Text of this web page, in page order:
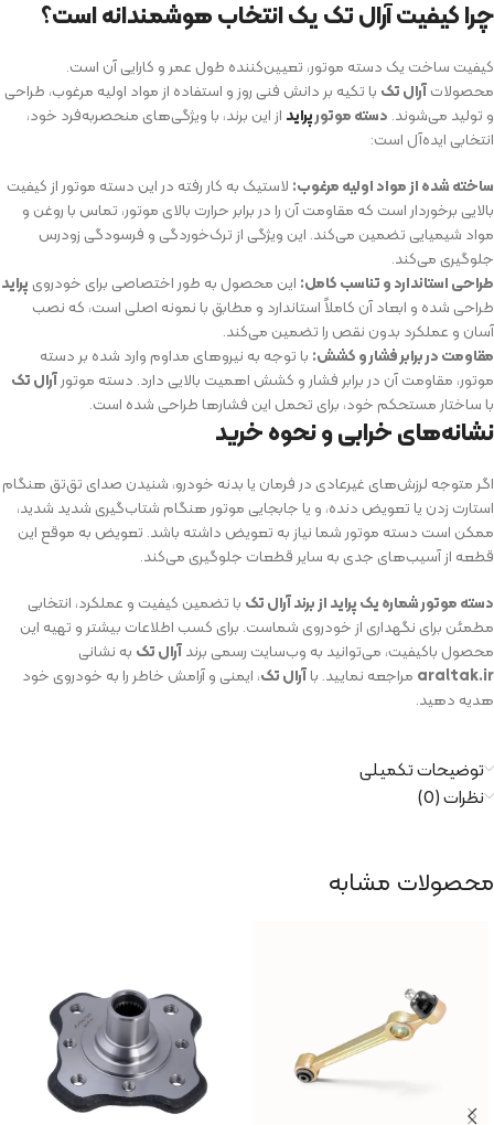
چرا کیفیت آرال تک یک انتخاب هوشمندانه است؟
کیفیت ساخت یک دسته موتور، تعیین‌کننده طول عمر و کارایی آن است.
محصولاتآرال تک با تکیه بر دانش فنی روز و استفاده از مواد اولیه مرغوب، طراحی
و تولید می‌شوند. دسته موتورپراید از این برند، با ویژگی‌های منحصربه‌فرد خود،
انتخابی ایده‌آل است:
ساخته شده از مواد اولیه مرغوب: لاستیک به کار رفته در این دسته موتور از کیفیت
بالایی برخوردار است که مقاومت آن را در برابر حرارت بالای موتور، تماس با روغن و
مواد شیمیایی تضمین می‌کند. این ویژگی از ترک‌خوردگی و فرسودگی زودرس
جلوگیری می‌کند.
طراحی استاندارد و تناسب کامل: این محصول به طور اختصاصی برای خودروی پراید
طراحی شده و ابعاد آن کاملاً استاندارد و مطابق با نمونه اصلی است، که نصب
آسان و عملکرد بدون نقص را تضمین می‌کند.
مقاومت در برابر فشار و کشش: با توجه به نیروهای مداوم وارد شده بر دسته
موتور، مقاومت آن در برابر فشار و کشش اهمیت بالایی دارد. دسته موتورآرال تک
با ساختار مستحکم خود، برای تحمل این فشارها طراحی شده است.
نشانه‌های خرابی و نحوه خرید
اگر متوجه لرزش‌های غیرعادی در فرمان یا بدنه خودرو، شنیدن صدای تق‌تق هنگام
استارت زدن یا تعویض دنده، و یا جابجایی موتور هنگام شتاب‌گیری شدید شدید،
ممکن است دسته موتور شما نیاز به تعویض داشته باشد. تعویض به موقع این
قطعه از آسیب‌های جدی به سایر قطعات جلوگیری می‌کند.
دسته موتور شماره یک پراید از برند آرال تک با تضمین کیفیت و عملکرد، انتخابی
مطمئن برای نگهداری از خودروی شماست. برای کسب اطلاعات بیشتر و تهیه این
محصول باکیفیت، می‌توانید به وب‌سایت رسمی برندآرال تک به نشانی
araltak.ir مراجعه نمایید. باآرال تک، ایمنی و آرامش خاطر را به خودروی خود
هدیه دهید.
توضیحات تکمیلی
نظرات (0)
محصولات مشابه